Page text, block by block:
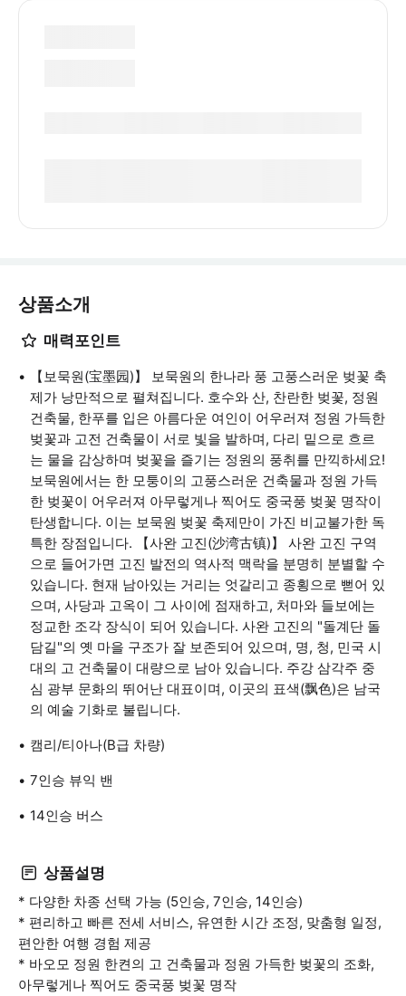
상품소개
매력포인트
【보묵원(宝墨园)】 보묵원의 한나라 풍 고풍스러운 벚꽃 축
제가 낭만적으로 펼쳐집니다. 호수와 산, 찬란한 벚꽃, 정원
건축물, 한푸를 입은 아름다운 여인이 어우러져 정원 가득한
벚꽃과 고전 건축물이 서로 빛을 발하며, 다리 밑으로 흐르
는 물을 감상하며 벚꽃을 즐기는 정원의 풍취를 만끽하세요!
보묵원에서는 한 모퉁이의 고풍스러운 건축물과 정원 가득
한 벚꽃이 어우러져 아무렇게나 찍어도 중국풍 벚꽃 명작이
탄생합니다. 이는 보묵원 벚꽃 축제만이 가진 비교불가한 독
특한 장점입니다. 【사완 고진(沙湾古镇)】 사완 고진 구역
으로 들어가면 고진 발전의 역사적 맥락을 분명히 분별할 수
있습니다. 현재 남아있는 거리는 엇갈리고 종횡으로 뻗어 있
으며, 사당과 고옥이 그 사이에 점재하고, 처마와 들보에는
정교한 조각 장식이 되어 있습니다. 사완 고진의 "돌계단 돌
담길"의 옛 마을 구조가 잘 보존되어 있으며, 명, 청, 민국 시
대의 고 건축물이 대량으로 남아 있습니다. 주강 삼각주 중
심 광부 문화의 뛰어난 대표이며, 이곳의 표색(飘色)은 남국
의 예술 기화로 불립니다.
캠리/티아나(B급 차량)
7인승 뷰익 밴
14인승 버스
상품설명
* 다양한 차종 선택 가능 (5인승, 7인승, 14인승)
* 편리하고 빠른 전세 서비스, 유연한 시간 조정, 맞춤형 일정,
편안한 여행 경험 제공
* 바오모 정원 한켠의 고 건축물과 정원 가득한 벚꽃의 조화,
아무렇게나 찍어도 중국풍 벚꽃 명작